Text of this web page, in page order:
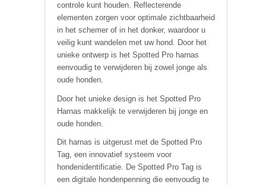
controle kunt houden. Reflecterende
elementen zorgen voor optimale zichtbaarheid
in het schemer of in het donker, waardoor u
veilig kunt wandelen met uw hond. Door het
unieke ontwerp is het Spotted Pro harnas
eenvoudig te verwijderen bij zowel jonge als
oude honden.
Door het unieke design is het Spotted Pro
Harnas makkelijk te verwijderen bij jonge en
oude honden.
Dit harnas is uitgerust met de Spotted Pro
Tag, een innovatief systeem voor
hondenidentificatie. De Spotted Pro Tag is
een digitale hondenpenning die eenvoudig te